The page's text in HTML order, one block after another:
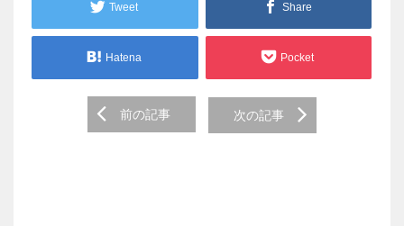
Tweet Share
Hatena Pocket
navigation
前の記事 次の記事